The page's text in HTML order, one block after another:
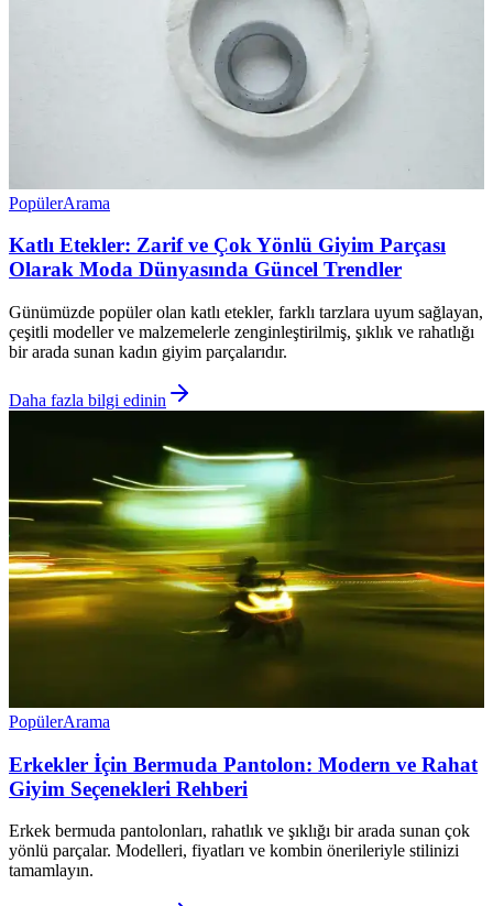
PopülerArama
Katlı Etekler: Zarif ve Çok Yönlü Giyim Parçası
Olarak Moda Dünyasında Güncel Trendler
Günümüzde popüler olan katlı etekler, farklı tarzlara uyum sağlayan,
çeşitli modeller ve malzemelerle zenginleştirilmiş, şıklık ve rahatlığı
bir arada sunan kadın giyim parçalarıdır.
Daha fazla bilgi edinin
PopülerArama
Erkekler İçin Bermuda Pantolon: Modern ve Rahat
Giyim Seçenekleri Rehberi
Erkek bermuda pantolonları, rahatlık ve şıklığı bir arada sunan çok
yönlü parçalar. Modelleri, fiyatları ve kombin önerileriyle stilinizi
tamamlayın.